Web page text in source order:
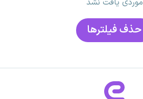
موردی یافت نشد
حذف فیلتر‌ها